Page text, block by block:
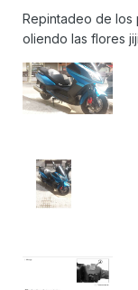
Repintadeo de los
oliendo las flores